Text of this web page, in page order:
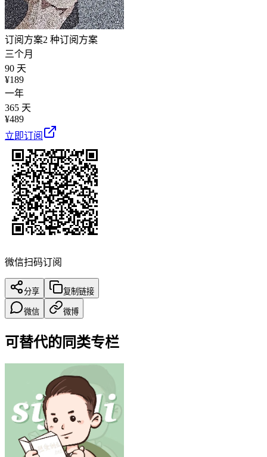
订阅方案2 种订阅方案
三个月
90 天
¥189
一年
365 天
¥489
立即订阅
微信扫码订阅
分享 复制链接
微信 微博
可替代的同类专栏